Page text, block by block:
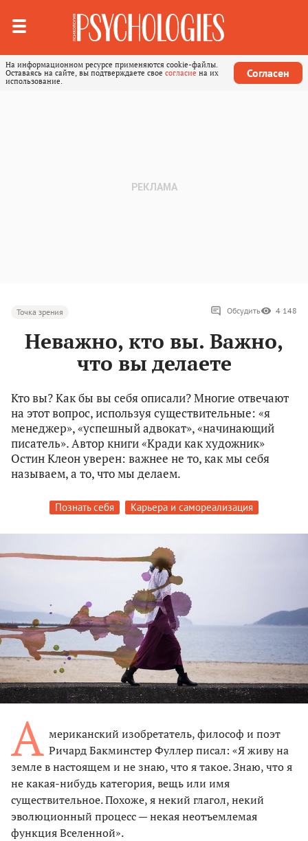
На информационном ресурсе применяются cookie-файлы.
Оставаясь на сайте, вы подтверждаете свое согласие на их
использование.
Согласен
Точка зрения Обсудить 4 148
Неважно, кто вы. Важно,
что вы делаете
Кто вы? Как бы вы себя описали? Многие отвечают
на этот вопрос, используя существительные: «я
менеджер», «успешный адвокат», «начинающий
писатель». Автор книги «Кради как художник»
Остин Клеон уверен: важнее не то, как мы себя
называем, а то, что мы делаем.
Познать себя Карьера и самореализация
А мериканский изобретатель, философ и поэт
Ричард Бакминстер Фуллер писал: «Я живу на
земле в настоящем и не знаю, что я такое. Знаю, что я
не какая-нибудь категория, вещь или имя
существительное. Похоже, я некий глагол, некий
эволюционный процесс — некая неотъемлемая
функция Вселенной».